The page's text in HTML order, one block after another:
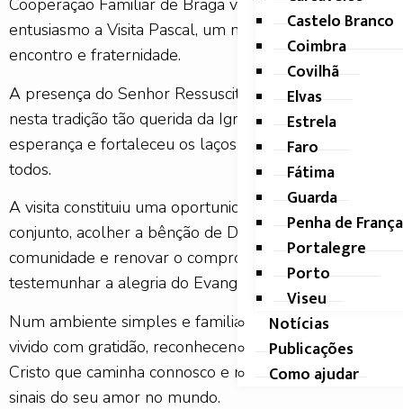
Castelo Branco
Coimbra
Covilhã
Elvas
Estrela
Faro
Fátima
Guarda
Penha de França
Portalegre
Porto
Viseu
Notícias
Publicações
Como ajudar
Cooperação Familiar de Braga viveu com grande
entusiasmo a Visita Pascal, um momento de fé,
encontro e fraternidade.
A presença do Senhor Ressuscitado, simbolizada
nesta tradição tão querida da Igreja, trouxe renovada
esperança e fortaleceu os laços de comunhão entre
todos.
A visita constituiu uma oportunidade para rezar em
conjunto, acolher a bênção de Deus para a
comunidade e renovar o compromisso de viver e
testemunhar a alegria do Evangelho.
Num ambiente simples e familiar, este momento foi
vivido com gratidão, reconhecendo a presença de
Cristo que caminha connosco e nos convida a ser
sinais do seu amor no mundo.